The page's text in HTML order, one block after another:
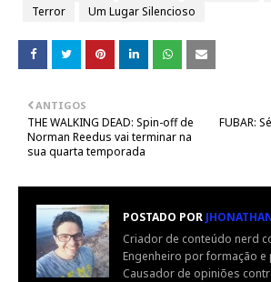
Terror
Um Lugar Silencioso
FUBAR:
ANTIGOS
THE WALKING DEAD: Spin-off de
Norman Reedus vai terminar na
sua quarta temporada
POSTADO POR
Criador de conteúdo nerd
Engenheiro por formação
Causador de opiniões